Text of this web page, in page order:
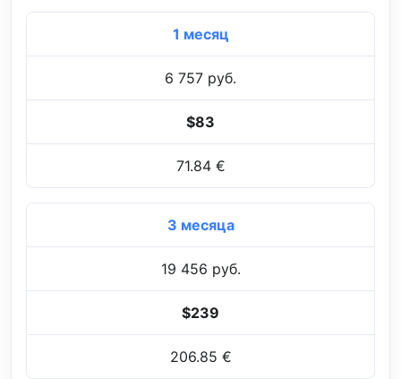
1 месяц
6 757 руб.
$83
71.84 €
3 месяца
19 456 руб.
$239
206.85 €